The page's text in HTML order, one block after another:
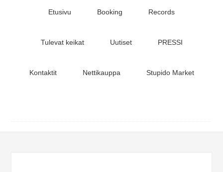
Etusivu Booking Records
Tulevat keikat Uutiset PRESSI
Kontaktit Nettikauppa Stupido Market